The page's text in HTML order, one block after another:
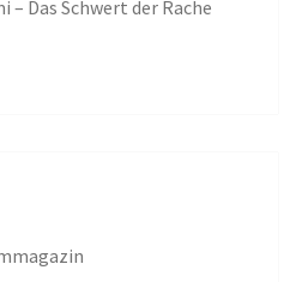
– Das Schwert der Rache